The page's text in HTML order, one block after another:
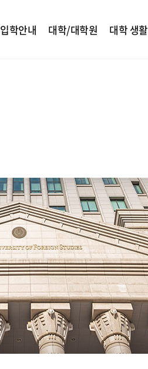
입학안내 대학/대학원 대학 생활